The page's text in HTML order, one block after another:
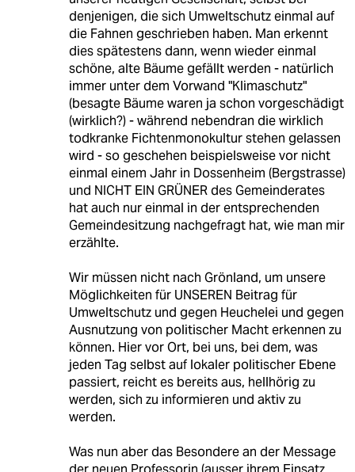
denjenigen, die sich Umweltschutz einmal auf
die Fahnen geschrieben haben. Man erkennt
dies spätestens dann, wenn wieder einmal
schöne, alte Bäume gefällt werden - natürlich
immer unter dem Vorwand "Klimaschutz"
(besagte Bäume waren ja schon vorgeschädigt
(wirklich?) - während nebendran die wirklich
todkranke Fichtenmonokultur stehen gelassen
wird - so geschehen beispielsweise vor nicht
einmal einem Jahr in Dossenheim (Bergstrasse)
und NICHT EIN GRÜNER des Gemeinderates
hat auch nur einmal in der entsprechenden
Gemeindesitzung nachgefragt hat, wie man mir
erzählte.
Wir müssen nicht nach Grönland, um unsere
Möglichkeiten für UNSEREN Beitrag für
Umweltschutz und gegen Heuchelei und gegen
Ausnutzung von politischer Macht erkennen zu
können. Hier vor Ort, bei uns, bei dem, was
jeden Tag selbst auf lokaler politischer Ebene
passiert, reicht es bereits aus, hellhörig zu
werden, sich zu informieren und aktiv zu
werden.
Was nun aber das Besondere an der Message